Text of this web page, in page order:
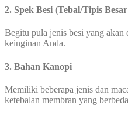
2. Spek Besi (Tebal/Tipis
Begitu pula jenis besi yang akan
keinginan Anda.
3. Bahan Kanopi
Memiliki beberapa jenis dan
ketebalan membran yang